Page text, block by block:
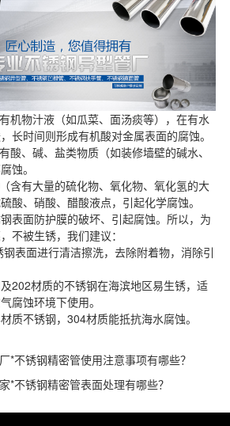
机物汁液（如瓜菜、面汤痰等），在有水
长时间则形成有机酸对金属表面的腐蚀。
酸、碱、盐类物质（如装修墙壁的碱水、
蚀。
含有大量的硫化物、氧化物、氧化氢的大
酸、硝酸、醋酸液点，引起化学腐蚀。
表面防护膜的破坏、引起腐蚀。所以，为
不被生锈，我们建议：
表面进行清洁擦洗，去除附着物，消除引
202材质的不锈钢在海滨地区易生锈，适
腐蚀环境下使用。
质不锈钢，304材质能抵抗海水腐蚀。
*不锈钢精密管使用注意事项有哪些？
*不锈钢精密管表面处理有哪些？